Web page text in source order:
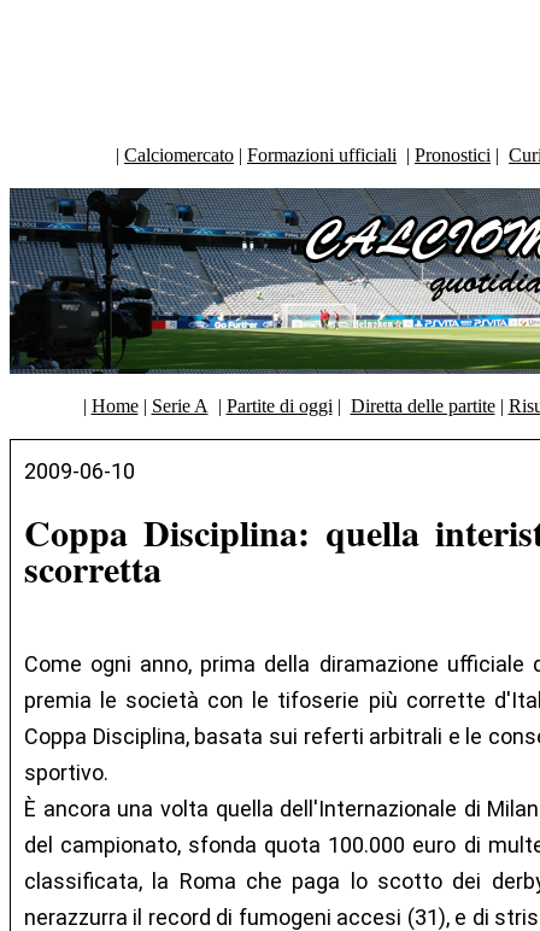
| Calciomercato | Formazioni ufficiali | Pronostici |
| Home| Serie A | Partite di oggi | Diretta delle partite|
2009-06-10
Coppa Disciplina: quella
scorretta
Come ogni anno, prima della diramazione ufficiale
premia le società con le tifoserie più corrette
Coppa Disciplina, basata sui referti arbitrali e le
sportivo.
È ancora una volta quella dell'Internazionale di
del campionato, sfonda quota 100.000 euro di
classificata, la Roma che paga lo scotto dei
nerazzurra il record di fumogeni accesi (31), e di